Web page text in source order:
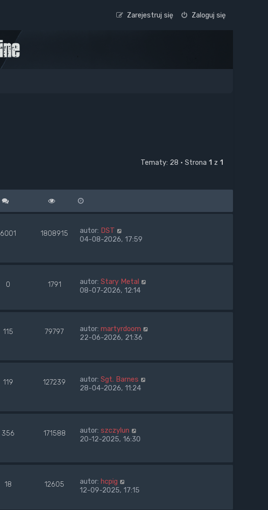
Zaloguj się
Zarejestruj się
Tematy: 28 • Strona 1 z 1
6001 1808915 autor: DST
04-08-2026, 17:59
0 1791 autor: Stary Metal
08-07-2026, 12:14
115 79797 autor: martyrdoom
22-06-2026, 21:36
119 127239 autor: Sgt. Barnes
28-04-2026, 11:24
356 171588 autor: szczylun
20-12-2025, 16:30
18 12605 autor: hcpig
12-09-2025, 17:15